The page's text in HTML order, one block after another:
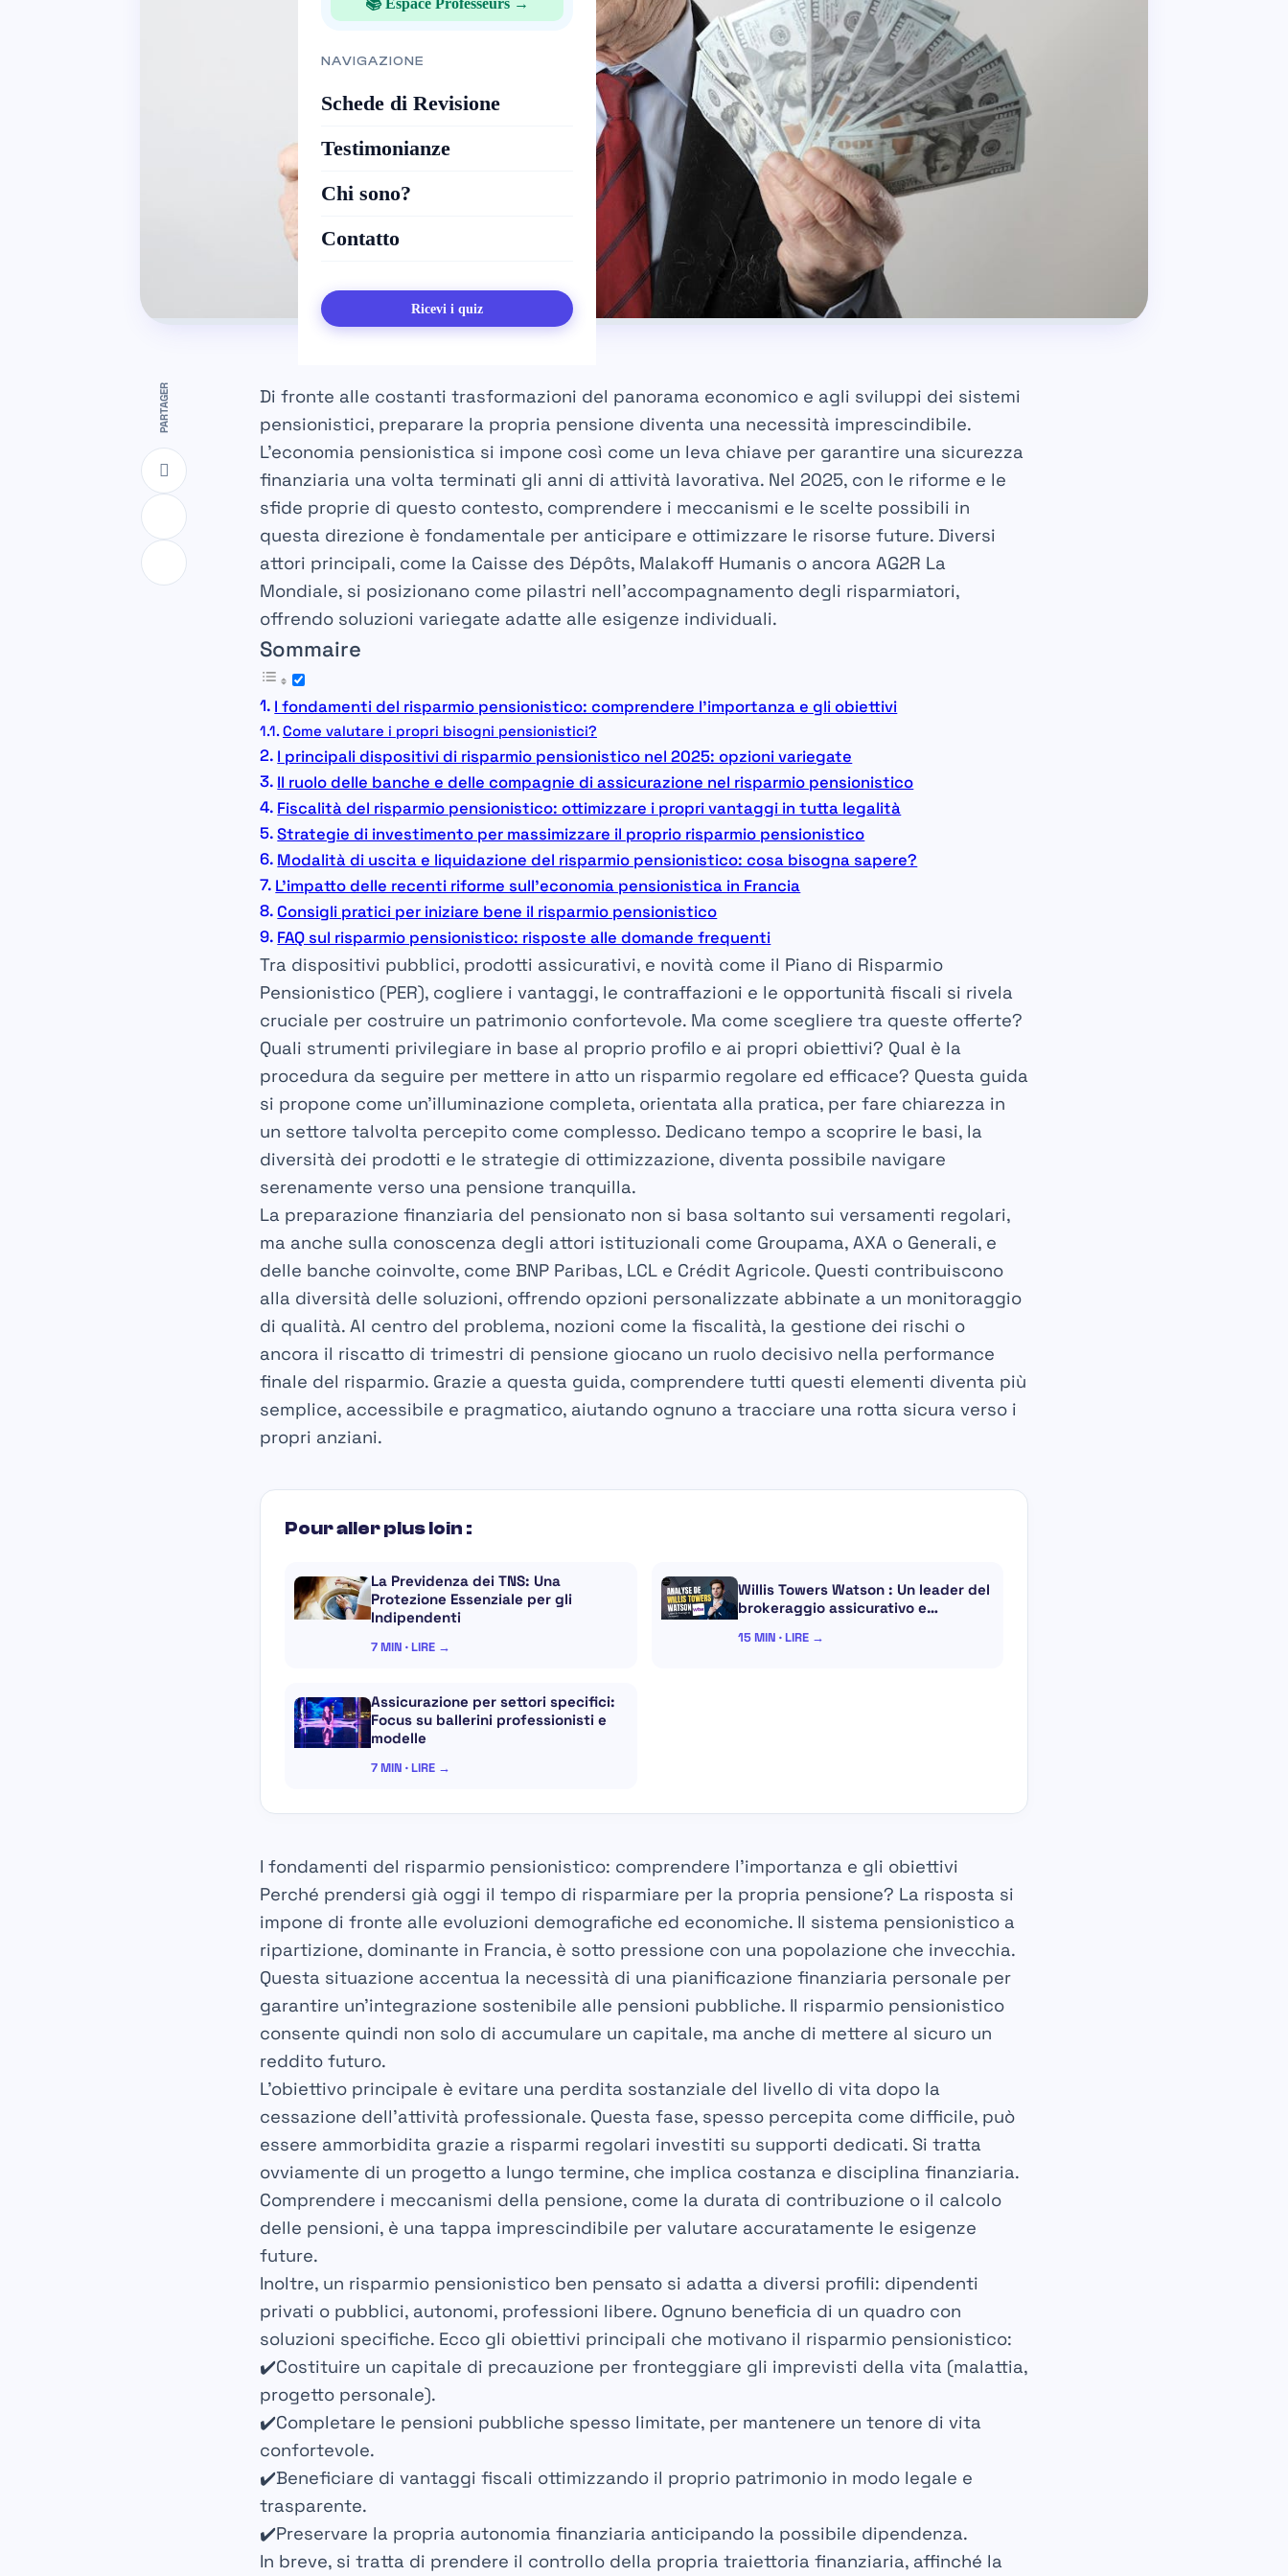
📚 Espace Professeurs →
NAVIGAZIONE
Schede di Revisione
Testimonianze
Chi sono?
Contatto
Ricevi i quiz
PARTAGER
Di fronte alle costanti trasformazioni del panorama economico e agli sviluppi dei sistemi
pensionistici, preparare la propria pensione diventa una necessità imprescindibile.
L’economia pensionistica si impone così come un leva chiave per garantire una sicurezza
finanziaria una volta terminati gli anni di attività lavorativa. Nel 2025, con le riforme e le
sfide proprie di questo contesto, comprendere i meccanismi e le scelte possibili in
questa direzione è fondamentale per anticipare e ottimizzare le risorse future. Diversi
attori principali, come la Caisse des Dépôts, Malakoff Humanis o ancora AG2R La
Mondiale, si posizionano come pilastri nell’accompagnamento degli risparmiatori,
offrendo soluzioni variegate adatte alle esigenze individuali.
Sommaire
I fondamenti del risparmio pensionistico: comprendere l’importanza e gli obiettivi
Come valutare i propri bisogni pensionistici?
I principali dispositivi di risparmio pensionistico nel 2025: opzioni variegate
Il ruolo delle banche e delle compagnie di assicurazione nel risparmio pensionistico
Fiscalità del risparmio pensionistico: ottimizzare i propri vantaggi in tutta legalità
Strategie di investimento per massimizzare il proprio risparmio pensionistico
Modalità di uscita e liquidazione del risparmio pensionistico: cosa bisogna sapere?
L’impatto delle recenti riforme sull’economia pensionistica in Francia
Consigli pratici per iniziare bene il risparmio pensionistico
FAQ sul risparmio pensionistico: risposte alle domande frequenti
Tra dispositivi pubblici, prodotti assicurativi, e novità come il Piano di Risparmio
Pensionistico (PER), cogliere i vantaggi, le contraffazioni e le opportunità fiscali si rivela
cruciale per costruire un patrimonio confortevole. Ma come scegliere tra queste offerte?
Quali strumenti privilegiare in base al proprio profilo e ai propri obiettivi? Qual è la
procedura da seguire per mettere in atto un risparmio regolare ed efficace? Questa guida
si propone come un’illuminazione completa, orientata alla pratica, per fare chiarezza in
un settore talvolta percepito come complesso. Dedicano tempo a scoprire le basi, la
diversità dei prodotti e le strategie di ottimizzazione, diventa possibile navigare
serenamente verso una pensione tranquilla.
La preparazione finanziaria del pensionato non si basa soltanto sui versamenti regolari,
ma anche sulla conoscenza degli attori istituzionali come Groupama, AXA o Generali, e
delle banche coinvolte, come BNP Paribas, LCL e Crédit Agricole. Questi contribuiscono
alla diversità delle soluzioni, offrendo opzioni personalizzate abbinate a un monitoraggio
di qualità. Al centro del problema, nozioni come la fiscalità, la gestione dei rischi o
ancora il riscatto di trimestri di pensione giocano un ruolo decisivo nella performance
finale del risparmio. Grazie a questa guida, comprendere tutti questi elementi diventa più
semplice, accessibile e pragmatico, aiutando ognuno a tracciare una rotta sicura verso i
propri anziani.
Pour aller plus loin :
La Previdenza dei TNS: Una
Protezione Essenziale per gli
Indipendenti
7 MIN · LIRE →
Willis Towers Watson : Un leader del
brokeraggio assicurativo e…
15 MIN · LIRE →
Assicurazione per settori specifici:
Focus su ballerini professionisti e
modelle
7 MIN · LIRE →
I fondamenti del risparmio pensionistico: comprendere l’importanza e gli obiettivi
Perché prendersi già oggi il tempo di risparmiare per la propria pensione? La risposta si
impone di fronte alle evoluzioni demografiche ed economiche. Il sistema pensionistico a
ripartizione, dominante in Francia, è sotto pressione con una popolazione che invecchia.
Questa situazione accentua la necessità di una pianificazione finanziaria personale per
garantire un’integrazione sostenibile alle pensioni pubbliche. Il risparmio pensionistico
consente quindi non solo di accumulare un capitale, ma anche di mettere al sicuro un
reddito futuro.
L’obiettivo principale è evitare una perdita sostanziale del livello di vita dopo la
cessazione dell’attività professionale. Questa fase, spesso percepita come difficile, può
essere ammorbidita grazie a risparmi regolari investiti su supporti dedicati. Si tratta
ovviamente di un progetto a lungo termine, che implica costanza e disciplina finanziaria.
Comprendere i meccanismi della pensione, come la durata di contribuzione o il calcolo
delle pensioni, è una tappa imprescindibile per valutare accuratamente le esigenze
future.
Inoltre, un risparmio pensionistico ben pensato si adatta a diversi profili: dipendenti
privati o pubblici, autonomi, professioni libere. Ognuno beneficia di un quadro con
soluzioni specifiche. Ecco gli obiettivi principali che motivano il risparmio pensionistico:
✔️Costituire un capitale di precauzione per fronteggiare gli imprevisti della vita (malattia,
progetto personale).
✔️Completare le pensioni pubbliche spesso limitate, per mantenere un tenore di vita
confortevole.
✔️Beneficiare di vantaggi fiscali ottimizzando il proprio patrimonio in modo legale e
trasparente.
✔️Preservare la propria autonomia finanziaria anticipando la possibile dipendenza.
In breve, si tratta di prendere il controllo della propria traiettoria finanziaria, affinché la